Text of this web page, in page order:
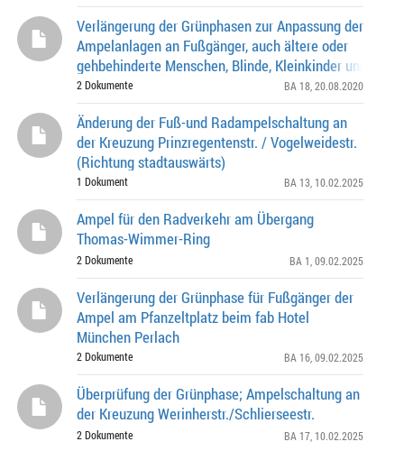
Verlängerung der Grünphasen zur Anpassung der
Ampelanlagen an Fußgänger, auch ältere oder
gehbehinderte Menschen, Blinde, Kleinkinder und
besonders zur Querung der Naupliastraße am M
2 Dokumente BA 18 , 20.08.2020
Änderung der Fuß-und Radampelschaltung an
der Kreuzung Prinzregentenstr. / Vogelweidestr.
(Richtung stadtauswärts)
1 Dokument BA 13 , 10.02.2025
Ampel für den Radverkehr am Übergang
Thomas-Wimmer-Ring
2 Dokumente BA 1 , 09.02.2025
Verlängerung der Grünphase für Fußgänger der
Ampel am Pfanzeltplatz beim fab Hotel
München Perlach
2 Dokumente BA 16 , 09.02.2025
Überprüfung der Grünphase; Ampelschaltung an
der Kreuzung Werinherstr./Schlierseestr.
2 Dokumente BA 17 , 10.02.2025